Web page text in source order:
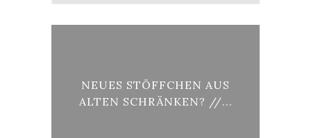
NEUES STÖFFCHEN AUS
ALTEN SCHRÄNKEN? //...